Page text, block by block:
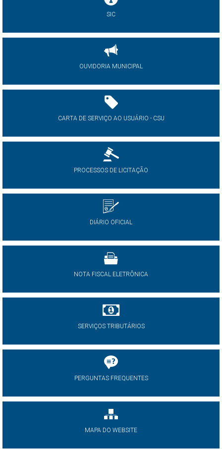
SIC
OUVIDORIA MUNICIPAL
CARTA DE SERVIÇO AO USUÁRIO - CSU
PROCESSOS DE LICITAÇÃO
DIÁRIO OFICIAL
NOTA FISCAL ELETRÔNICA
SERVIÇOS TRIBUTÁRIOS
PERGUNTAS FREQUENTES
MAPA DO WEBSITE